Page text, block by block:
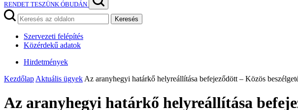
RENDET TESZÜNK ÓBUDÁN
Keresés
Szervezeti felépítés
Közérdekű adatok
Hirdetmények
Kezdőlap Aktuális ügyek Az aranyhegyi határkő helyreállítása befejeződött – Közös
Az aranyhegyi határkő helyreállítása